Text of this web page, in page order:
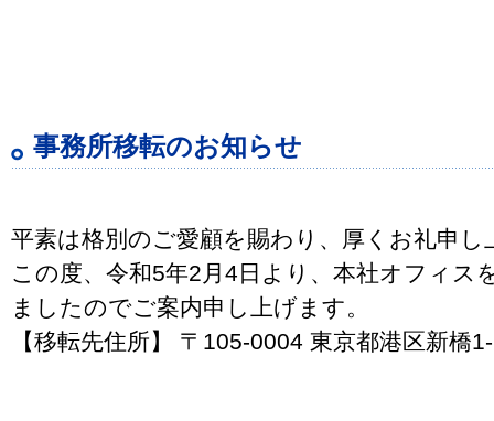
事務所移転のお知らせ
平素は格別のご愛顧を賜わり、厚くお礼申し
この度、令和5年2月4日より、本社オフィス
ましたのでご案内申し上げます。
【移転先住所】 〒105-0004 東京都港区新橋